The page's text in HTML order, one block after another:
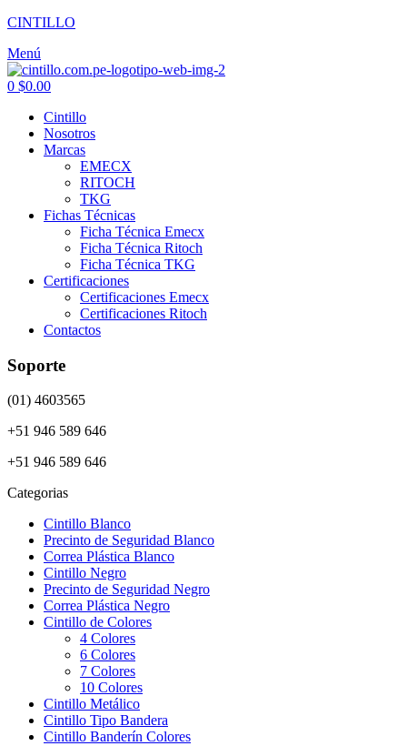
CINTILLO
Menú
0 $0.00
Cintillo
Nosotros
Marcas
EMECX
RITOCH
TKG
Fichas Técnicas
Ficha Técnica Emecx
Ficha Técnica Ritoch
Ficha Técnica TKG
Certificaciones
Certificaciones Emecx
Certificaciones Ritoch
Contactos
Soporte
(01) 4603565
+51 946 589 646
+51 946 589 646
Categorias
Cintillo Blanco
Precinto de Seguridad Blanco
Correa Plástica Blanco
Cintillo Negro
Precinto de Seguridad Negro
Correa Plástica Negro
Cintillo de Colores
4 Colores
6 Colores
7 Colores
10 Colores
Cintillo Metálico
Cintillo Tipo Bandera
Cintillo Banderín Colores